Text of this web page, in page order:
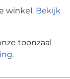
winkel. Bekijk
toonzaal
.